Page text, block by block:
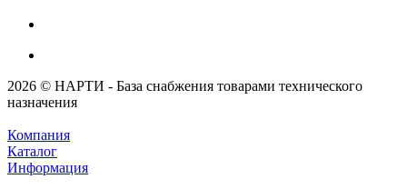
2026 © НАРТИ - База снабжения товарами технического
назначения
Компания
Каталог
Информация